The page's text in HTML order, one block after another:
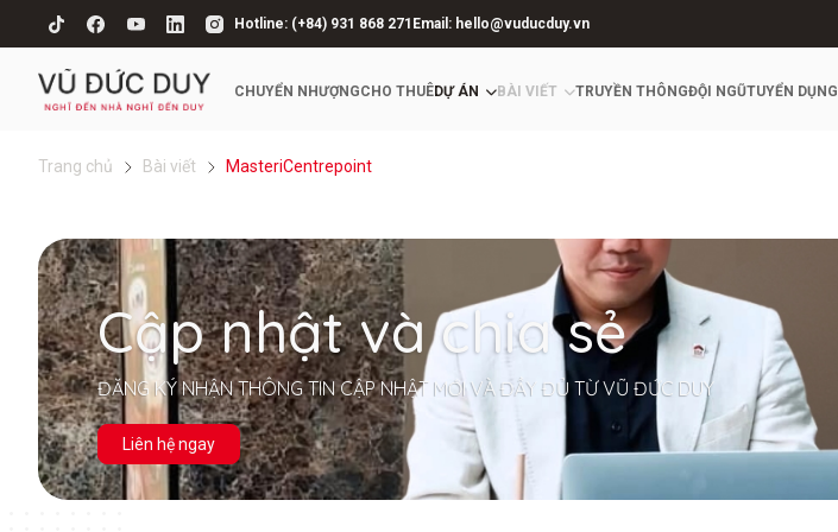
Hotline: (+84) 931 868 271 Email: hello@vuducduy.vn
CHUYỂN NHƯỢNGCHO THUÊDỰ ÁN BÀI VIẾT TRUYỀN THÔNGĐỘI NGŨTUYỂN DỤNG
Trang chủ Bài viết MasteriCentrepoint
Cập nhật và chia sẻ
ĐĂNG KÝ NHẬN THÔNG TIN CẬP NHẬT MỚI VÀ ĐẦY ĐỦ TỪ VŨ ĐỨC DUY
Liên hệ ngay